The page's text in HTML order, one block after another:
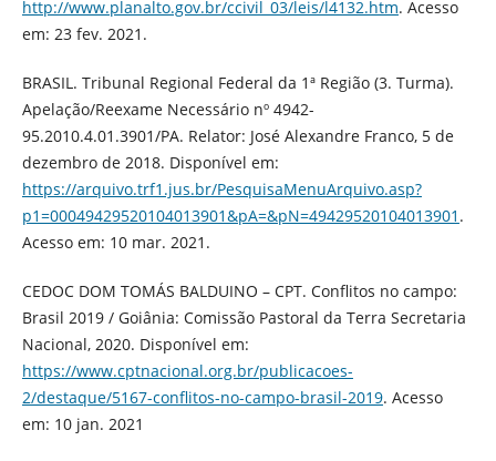
http://www.planalto.gov.br/ccivil_03/leis/l4132.htm. Acesso
em: 23 fev. 2021.
BRASIL. Tribunal Regional Federal da 1ª Região (3. Turma).
Apelação/Reexame Necessário nº 4942-
95.2010.4.01.3901/PA. Relator: José Alexandre Franco, 5 de
dezembro de 2018. Disponível em:
https://arquivo.trf1.jus.br/PesquisaMenuArquivo.asp?
p1=00049429520104013901&pA=&pN=49429520104013901 .
Acesso em: 10 mar. 2021.
CEDOC DOM TOMÁS BALDUINO – CPT. Conflitos no campo:
Brasil 2019 / Goiânia: Comissão Pastoral da Terra Secretaria
Nacional, 2020. Disponível em:
https://www.cptnacional.org.br/publicacoes-
2/destaque/5167-conflitos-no-campo-brasil-2019. Acesso
em: 10 jan. 2021